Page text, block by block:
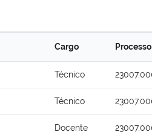
Cargo Processo
Técnico
Técnico
Docente